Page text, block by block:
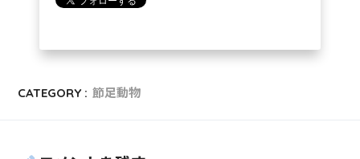
CATEGORY : 節足動物